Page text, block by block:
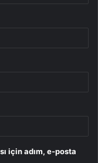
için adım, e-posta